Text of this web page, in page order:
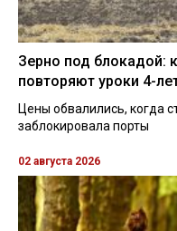
Зерно под блокадой:
повторяют уроки 4-
Цены обвалились, когда
заблокировала порты
02 августа 2026